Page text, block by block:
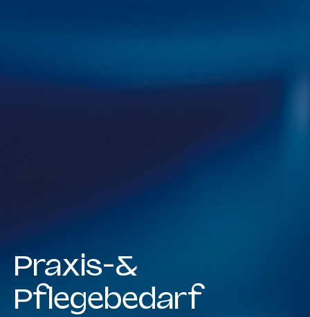
Praxis-&
Pflegebedarf